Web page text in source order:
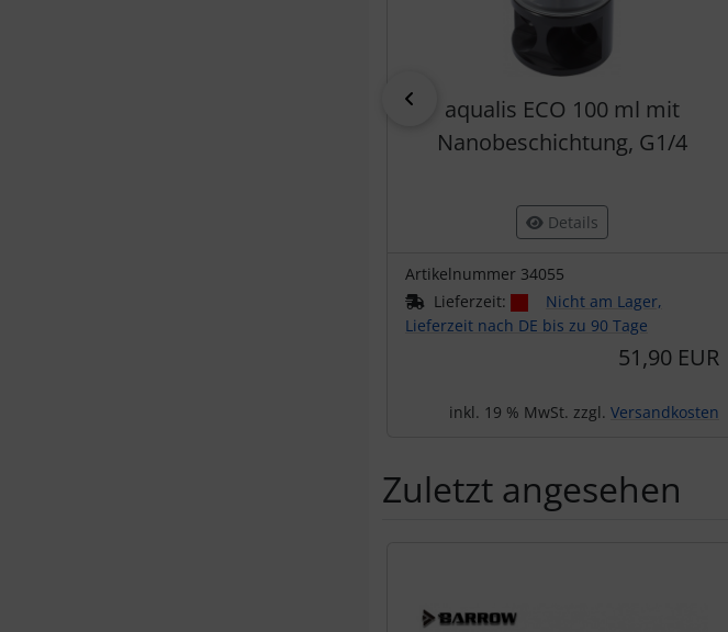
aqualis ECO 100 ml mit
Nanobeschichtung, G1/4
Details
Artikelnummer 34055
Lieferzeit:
Nicht am Lager,
Lieferzeit nach DE bis zu 90 Tage
51,90 EUR
inkl. 19 % MwSt. zzgl. Versandkosten
Zuletzt angesehen